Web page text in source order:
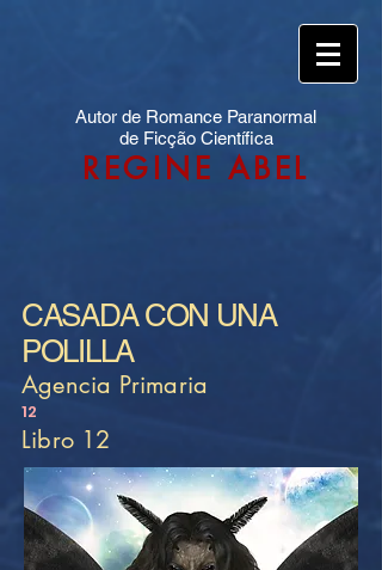
Autor de Romance Paranormal
de Ficção Científica
REGINE ABEL
CASADA CON UNA
POLILLA
Agencia Primaria
12
Libro 12